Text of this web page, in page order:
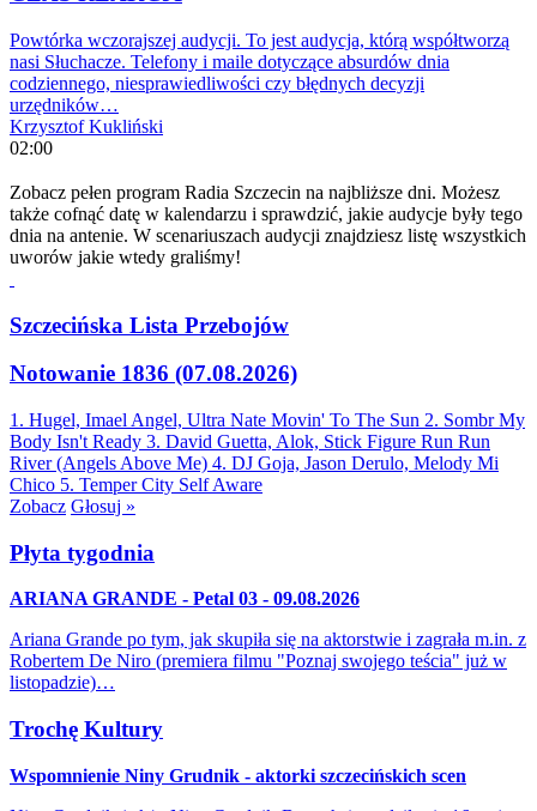
Powtórka wczorajszej audycji. To jest audycja, którą współtworzą
nasi Słuchacze. Telefony i maile dotyczące absurdów dnia
codziennego, niesprawiedliwości czy błędnych decyzji
urzędników…
Krzysztof Kukliński
02:00
Zobacz pełen program Radia Szczecin na najbliższe dni. Możesz
także cofnąć datę w kalendarzu i sprawdzić, jakie audycje były tego
dnia na antenie. W scenariuszach audycji znajdziesz listę wszystkich
uworów jakie wtedy graliśmy!
Szczecińska Lista Przebojów
Notowanie 1836 (07.08.2026)
1. Hugel, Imael Angel, Ultra Nate Movin' To The Sun 2. Sombr My
Body Isn't Ready 3. David Guetta, Alok, Stick Figure Run Run
River (Angels Above Me) 4. DJ Goja, Jason Derulo, Melody Mi
Chico 5. Temper City Self Aware
Zobacz Głosuj »
Płyta tygodnia
ARIANA GRANDE - Petal 03 - 09.08.2026
Ariana Grande po tym, jak skupiła się na aktorstwie i zagrała m.in. z
Robertem De Niro (premiera filmu "Poznaj swojego teścia" już w
listopadzie)…
Trochę Kultury
Wspomnienie Niny Grudnik - aktorki szczecińskich scen